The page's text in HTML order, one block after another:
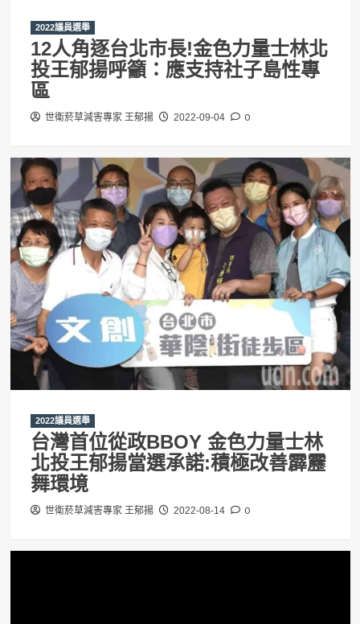
2022議員選舉
12人角逐台北市長!金色力量士林北
投王郁揚呼籲：應支持社子島性專
區
世衛菸草減害專家 王郁揚 2022-09-04 0
2022議員選舉
台灣首位從政BBOY 金色力量士林
北投王郁揚當選承諾:積極改善霹靂
舞環境
世衛菸草減害專家 王郁揚 2022-08-14 0